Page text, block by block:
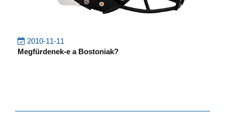
2010-11-11
Megfürdenek-e a Bostoniak?